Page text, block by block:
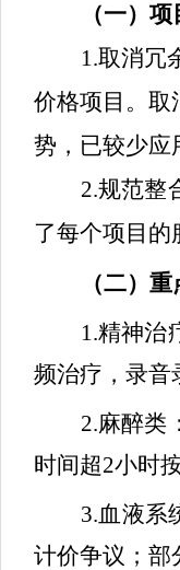
（一）
1.取消冗
价格项目。取
势，已较少应
2.规范整
了每个项目的
（二）
1.精神治
频治疗，录音
2.麻醉类
时间超2小时
3.血液系
计价争议；部